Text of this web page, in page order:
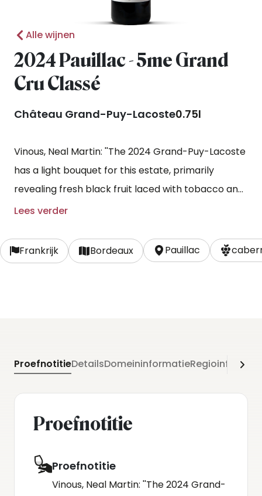
Alle wijnen
2024 Pauillac - 5me Grand
Cru Classé
Château Grand-Puy-Lacoste0.75l
Vinous, Neal Martin: ''The 2024 Grand-Puy-Lacoste
has a light bouquet for this estate, primarily
revealing fresh black fruit laced with tobacco and
light smoky scents. It is simple but exhibits
aromatics are holding something back. The palate
is medium-bodied and classic Pauillac in style with
way.''
Lees verder
Frankrijk Bordeaux Pauillac
ProefnotitieDetailsDomeininformatie
Proefnotitie
Proefnotitie
Vinous, Neal Martin: ''The 2024 Grand-